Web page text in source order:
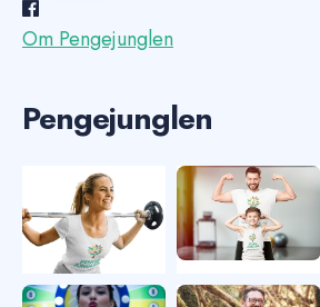
Om Pengejunglen
Pengejunglen